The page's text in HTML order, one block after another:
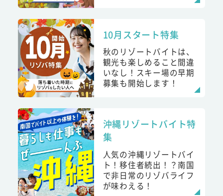
10月スタート特集
秋のリゾートバイトは、
観光も楽しめること間違
いなし！スキー場の早期
募集も開始します！
沖縄リゾートバイト特
集
人気の沖縄リゾートバイ
ト！移住者続出！？南国
で非日常のリゾバライフ
が味わえる！